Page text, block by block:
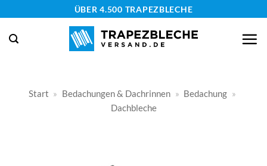
springen
ÜBER 4.500 TRAPEZBLECHE
Start » Bedachungen & Dachrinnen » Bedachung »
Dachbleche